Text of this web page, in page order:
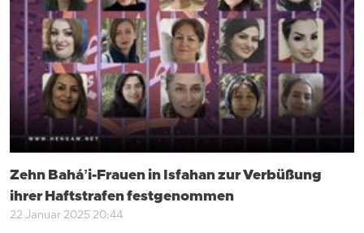
Zehn Baháʼi-Frauen in Isfahan zur Verbüßung
ihrer Haftstrafen festgenommen
22 Januar 2025 20:44